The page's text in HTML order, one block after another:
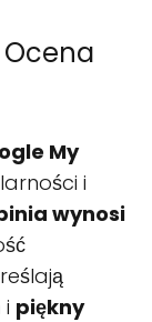
My
i
wynosi
i piękny